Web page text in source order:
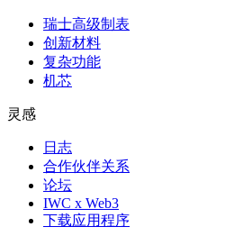
瑞士高级制表
创新材料
复杂功能
机芯
灵感
日志
合作伙伴关系
论坛
IWC x Web3
下载应用程序